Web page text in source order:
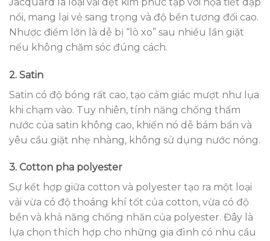
nổi, mang lại vẻ sang trọng và độ bền tương đối cao.
Nhược điểm lớn là dễ bị “lò xo” sau nhiều lần giặt
nếu không chăm sóc đúng cách.
2. Satin
Satin có độ bóng rất cao, tạo cảm giác mượt như lụa
khi chạm vào. Tuy nhiên, tính năng chống thấm
nước của satin không cao, khiến nó dễ bám bẩn và
yêu cầu giặt nhẹ nhàng, không sử dụng nước nóng.
3. Cotton pha polyester
Sự kết hợp giữa cotton và polyester tạo ra một loại
vải vừa có độ thoáng khí tốt của cotton, vừa có độ
bền và khả năng chống nhăn của polyester. Đây là
lựa chọn thích hợp cho những gia đình có nhu cầu